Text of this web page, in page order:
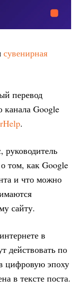
сувенирная
перевод
канала Google
.
том, как Google
и что можно
сайту.
в
действовать по
цифровую эпоху
в тексте поста.